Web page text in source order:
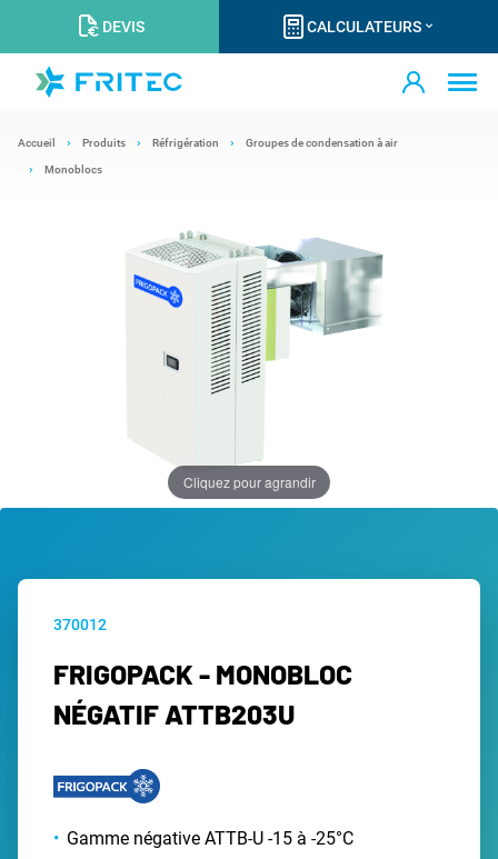
DEVIS CALCULATEURS
Accueil Produits Réfrigération Groupes de condensation à air
Monoblocs
Cliquez pour agrandir
370012
FRIGOPACK - MONOBLOC
NÉGATIF ATTB203U
Gamme négative ATTB-U -15 à -25°C